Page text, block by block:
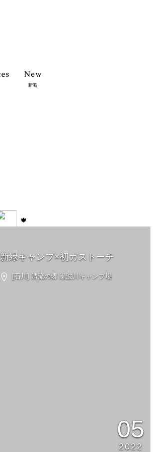
新着
新緑キャンプ×初ガストーチ
[石川] 清流の郷 瀬波川キャンプ場
05
2022
🍁